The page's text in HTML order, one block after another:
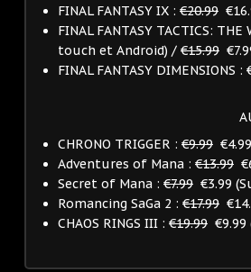
FINAL FANTASY IX : €20.99
FINAL FANTASY TACTICS: THE
touch et Android) / €15.99
FINAL FANTASY DIMENSIONS :
CHRONO TRIGGER : €9.99
Adventures of Mana : €13.99
Secret of Mana : €7.99 €3.99
Romancing SaGa 2 : €17.99
CHAOS RINGS III : €19.99 €9.99